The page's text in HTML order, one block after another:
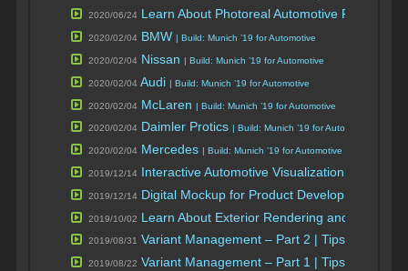
2020/06/24 Learn About Photoreal Automotive Rendering
2020/02/04 BMW | Build: Munich ’19 for Automotive
2020/02/04 Nissan | Build: Munich ’19 for Automotive
2020/02/04 Audi | Build: Munich ’19 for Automotive
2020/02/04 McLaren | Build: Munich ’19 for Automotive
2020/02/04 Daimler Protics | Build: Munich ’19 for Automotive
2020/02/04 Mercedes | Build: Munich ’19 for Automotive
2019/12/14 Interactive Automotive Visualization in Unreal
2019/12/14 Digital Mockup for Product Development at
2019/10/02 Learn About Exterior Rendering and
2019/08/31 Variant Management – Part 2 | Tips & Tricks
2019/08/22 Variant Management – Part 1 | Tips & Tricks